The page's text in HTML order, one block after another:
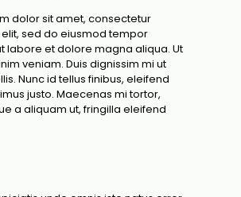
dolor sit amet, consectetur
sed do eiusmod tempor
labore et dolore magna aliqua. Ut
veniam. Duis dignissim mi ut
Nunc id tellus finibus, eleifend
justo. Maecenas mi tortor,
a aliquam ut, fringilla eleifend